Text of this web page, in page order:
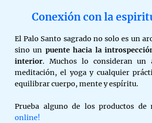
Conexión con la
El Palo Santo sagrado no solo es un
sino un puente hacia la
interior. Muchos lo consideran un
meditación, el yoga y cualquier
equilibrar cuerpo, mente y espíritu.
Prueba alguno de los productos de
online!